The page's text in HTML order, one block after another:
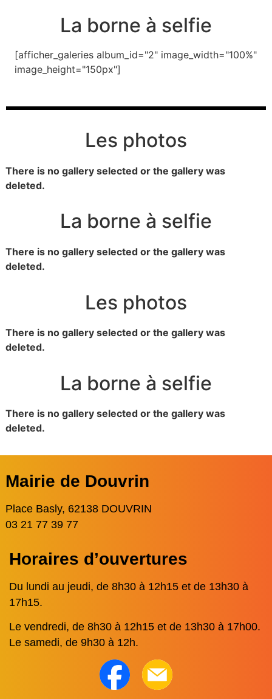
La borne à selfie
[afficher_galeries album_id="2" image_width="100%"
image_height="150px"]
Les photos
There is no gallery selected or the gallery was
deleted.
La borne à selfie
There is no gallery selected or the gallery was
deleted.
Les photos
There is no gallery selected or the gallery was
deleted.
La borne à selfie
There is no gallery selected or the gallery was
deleted.
Mairie de Douvrin
Place Basly, 62138 DOUVRIN
03 21 77 39 77
Horaires d’ouvertures
Du lundi au jeudi, de 8h30 à 12h15 et de 13h30 à
17h15.
Le vendredi, de 8h30 à 12h15 et de 13h30 à 17h00.
Le samedi, de 9h30 à 12h.